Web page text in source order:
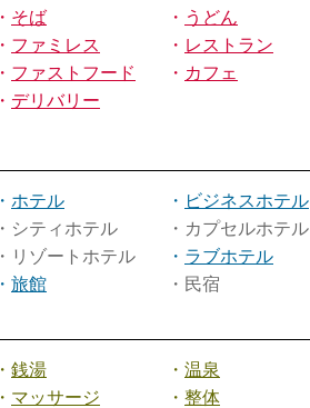
・ そば ・ うどん
・ ファミレス ・ レストラン
・ ファストフード ・ カフェ
・ デリバリー
・ ホテル ・ ビジネスホテル
・シティホテル
・カプセルホテル
・リゾートホテル
・ ラブホテル
・ 旅館 ・民宿
・ 銭湯 ・ 温泉
・ マッサージ ・ 整体